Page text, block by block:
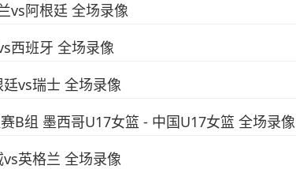
vs阿根廷 全场录像
西班牙 全场录像
vs瑞士 全场录像
B组 墨西哥U17女篮 - 中国U17女篮 全场录像
英格兰 全场录像